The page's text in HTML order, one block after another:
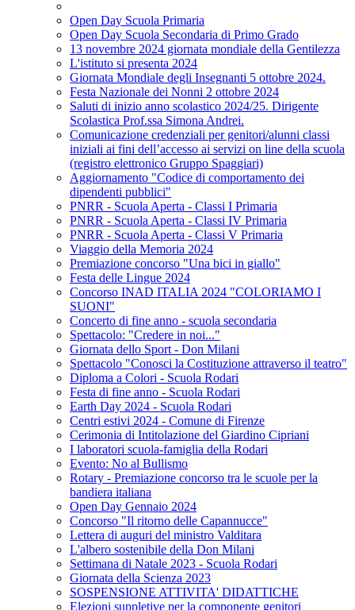
Open Day Scuola Primaria
Open Day Scuola Secondaria di Primo Grado
13 novembre 2024 giornata mondiale della Gentilezza
L'istituto si presenta 2024
Giornata Mondiale degli Insegnanti 5 ottobre 2024.
Festa Nazionale dei Nonni 2 ottobre 2024
Saluti di inizio anno scolastico 2024/25. Dirigente
Scolastica Prof.ssa Simona Andrei.
Comunicazione credenziali per genitori/alunni classi
iniziali ai fini dell’accesso ai servizi on line della scuola
(registro elettronico Gruppo Spaggiari)
Aggiornamento "Codice di comportamento dei
dipendenti pubblici"
PNRR - Scuola Aperta - Classi I Primaria
PNRR - Scuola Aperta - Classi IV Primaria
PNRR - Scuola Aperta - Classi V Primaria
Viaggio della Memoria 2024
Premiazione concorso "Una bici in giallo"
Festa delle Lingue 2024
Concorso INAD ITALIA 2024 "COLORIAMO I
SUONI"
Concerto di fine anno - scuola secondaria
Spettacolo: "Credere in noi..."
Giornata dello Sport - Don Milani
Spettacolo "Conosci la Costituzione attraverso il teatro"
Diploma a Colori - Scuola Rodari
Festa di fine anno - Scuola Rodari
Earth Day 2024 - Scuola Rodari
Centri estivi 2024 - Comune di Firenze
Cerimonia di Intitolazione del Giardino Cipriani
I laboratori scuola-famiglia della Rodari
Evento: No al Bullismo
Rotary - Premiazione concorso tra le scuole per la
bandiera italiana
Open Day Gennaio 2024
Concorso "Il ritorno delle Capannucce"
Lettera di auguri del ministro Valditara
L'albero sostenibile della Don Milani
Settimana di Natale 2023 - Scuola Rodari
Giornata della Scienza 2023
SOSPENSIONE ATTIVITA' DIDATTICHE
Elezioni suppletive per la componente genitori